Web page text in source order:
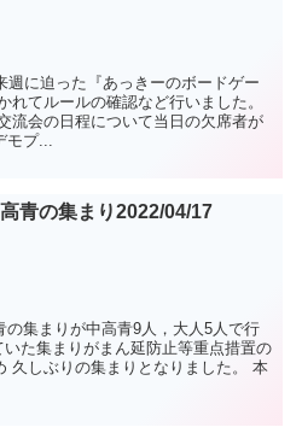
週に迫った『あっきーのボードゲー
れてルールの確認など行いました。
流会の日程について当日の欠席者が
プ...
青の集まり2022/04/17
集まりが中高青9人，大人5人で行
た集まりがまん延防止等重点措置の
久しぶりの集まりとなりました。 本